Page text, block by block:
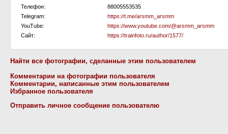
Телефон:
88005553535
Telegram:
https://t.me/arsmm_arsmm
YouTube:
https://www.youtube.com/@arsmm_arsmm
Сайт:
https://trainfoto.ru/author/1577/
Найти все фотографии, сделанные этим пользователем
Комментарии на фотографии пользователя
Комментарии, написанные этим пользователем
Избранное пользователя
Отправить личное сообщение пользователю